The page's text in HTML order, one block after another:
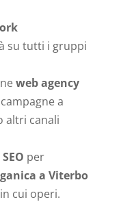
su tutti i gruppi
web agency
a
altri canali
per
a Viterbo
cui operi.